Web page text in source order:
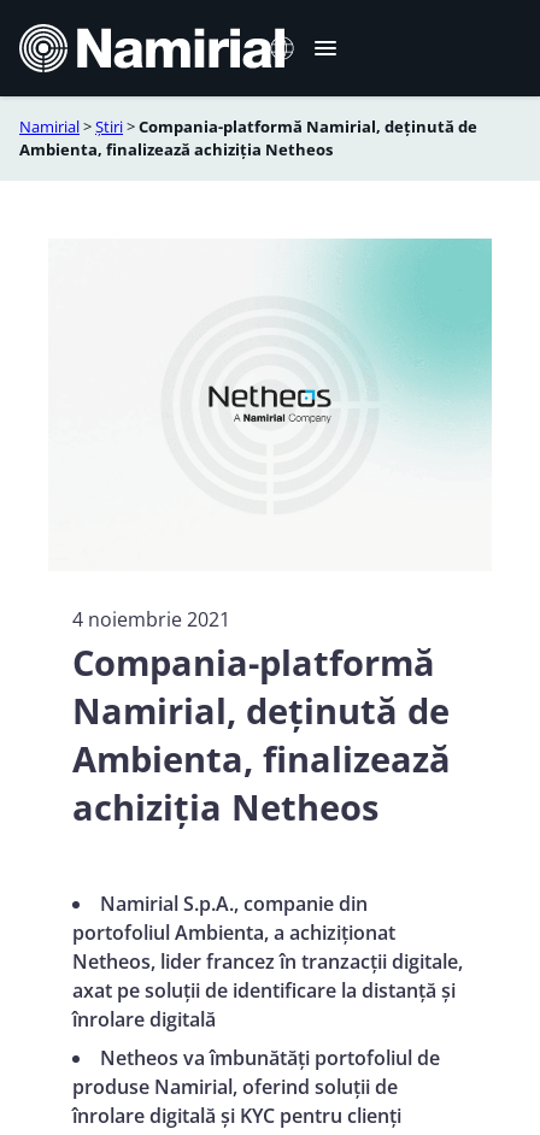
conținut
Italiano
Namirial>Știri>Compania-platformă Namirial, deținută de
Ambienta, finalizează achiziția Netheos
4 noiembrie 2021
Compania-platformă
Namirial, deținută de
Ambienta, finalizează
achiziția Netheos
Namirial S.p.A., companie din
portofoliul Ambienta, a achiziționat
Netheos, lider francez în tranzacții digitale,
axat pe soluții de identificare la distanță și
înrolare digitală
Netheos va îmbunătăți portofoliul de
produse Namirial, oferind soluții de
înrolare digitală și KYC pentru clienți